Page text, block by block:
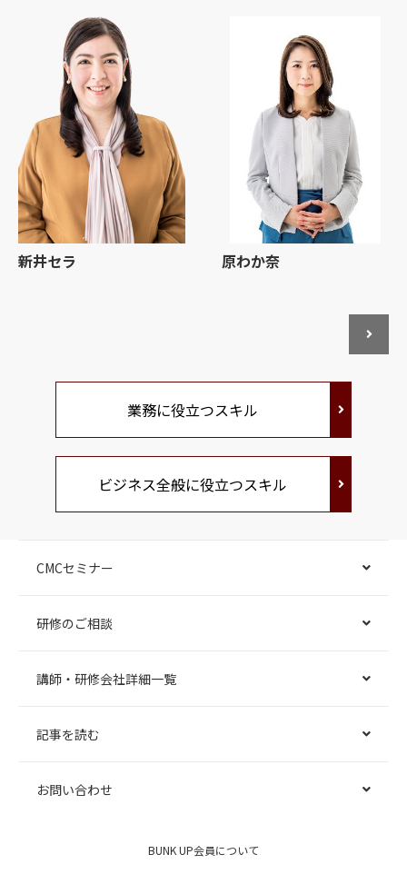
新井セラ 原わか奈
業務に役立つスキル
ビジネス全般に役立つスキル
CMCセミナー
研修のご相談
講師・研修会社詳細一覧
記事を読む
お問い合わせ
BUNK UP会員について